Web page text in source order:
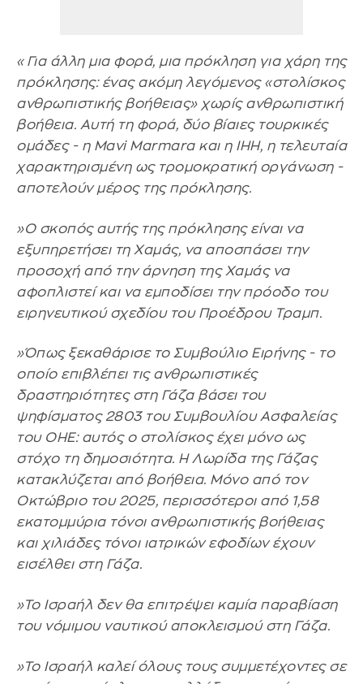
«Για άλλη μια φορά, μια πρόκληση για χάρη της
πρόκλησης: ένας ακόμη λεγόμενος «στολίσκος
ανθρωπιστικής βοήθειας» χωρίς ανθρωπιστική
βοήθεια. Αυτή τη φορά, δύο βίαιες τουρκικές
ομάδες - η Mavi Marmara και η IHH, η τελευταία
χαρακτηρισμένη ως τρομοκρατική οργάνωση -
αποτελούν μέρος της πρόκλησης.
»Ο σκοπός αυτής της πρόκλησης είναι να
εξυπηρετήσει τη Χαμάς, να αποσπάσει την
προσοχή από την άρνηση της Χαμάς να
αφοπλιστεί και να εμποδίσει την πρόοδο του
ειρηνευτικού σχεδίου του Προέδρου Τραμπ.
»Όπως ξεκαθάρισε το Συμβούλιο Ειρήνης - το
οποίο επιβλέπει τις ανθρωπιστικές
δραστηριότητες στη Γάζα βάσει του
ψηφίσματος 2803 του Συμβουλίου Ασφαλείας
του ΟΗΕ: αυτός ο στολίσκος έχει μόνο ως
στόχο τη δημοσιότητα. Η Λωρίδα της Γάζας
κατακλύζεται από βοήθεια. Μόνο από τον
Οκτώβριο του 2025, περισσότεροι από 1,58
εκατομμύρια τόνοι ανθρωπιστικής βοήθειας
και χιλιάδες τόνοι ιατρικών εφοδίων έχουν
εισέλθει στη Γάζα.
»Το Ισραήλ δεν θα επιτρέψει καμία παραβίαση
του νόμιμου ναυτικού αποκλεισμού στη Γάζα.
»Το Ισραήλ καλεί όλους τους συμμετέχοντες σε